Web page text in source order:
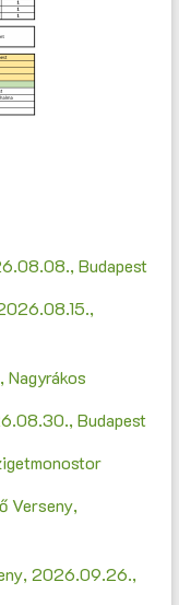
Budapest
Nagyrákos
Budapest
Verseny,
2026.09.26.,